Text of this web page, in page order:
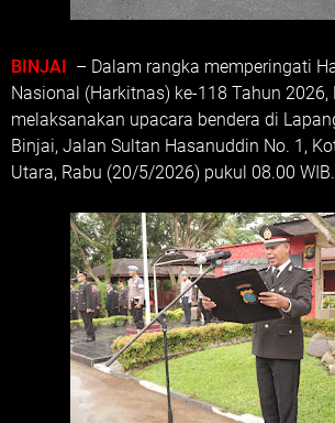
BINJAI – Dalam rangka memperingati
Nasional (Harkitnas) ke-118 Tahun 2026,
melaksanakan upacara bendera di
Binjai, Jalan Sultan Hasanuddin No. 1,
Utara, Rabu (20/5/2026) pukul 08.00 WIB.